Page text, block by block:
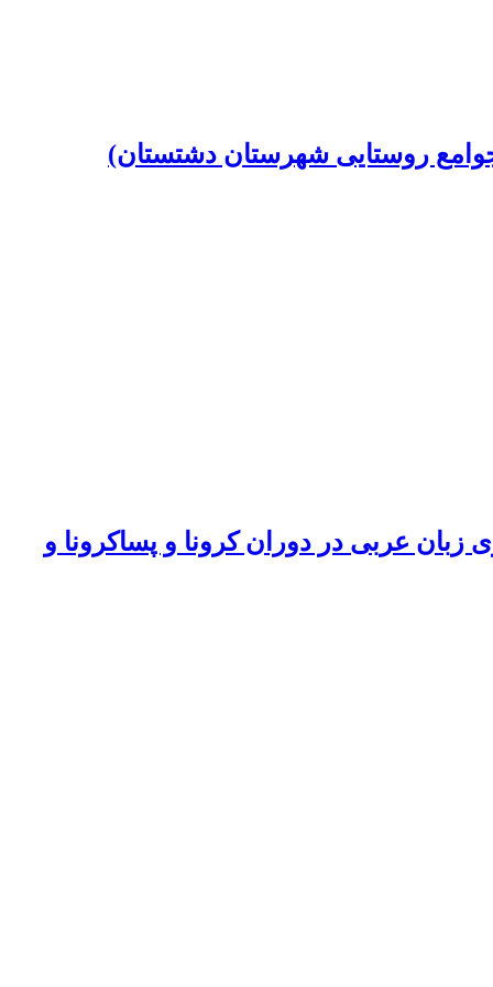
روستایی شهرستان دشتستان)
عربی در دوران کرونا و پساکرونا و